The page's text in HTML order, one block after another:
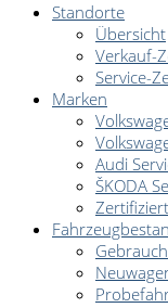
Standorte
Übersicht
Verkauf-
Service-
Marken
Audi
ŠKODA